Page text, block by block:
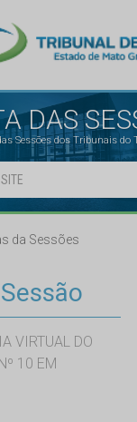
DAS
Sessões dos Tribunais do
da Sessões
Sessão
VIRTUAL DO
10 EM